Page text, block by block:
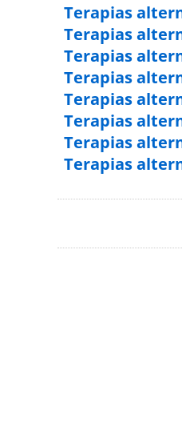
Terapias
Terapias
Terapias
Terapias
Terapias
Terapias
Terapias
Terapias